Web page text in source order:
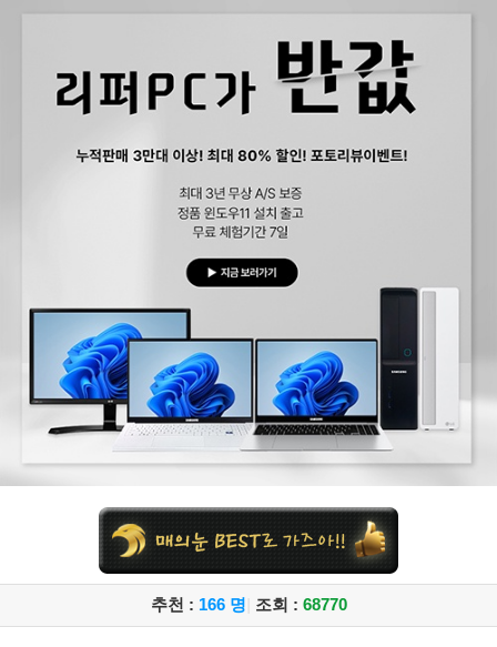
추천 : 166 명 조회 : 68770